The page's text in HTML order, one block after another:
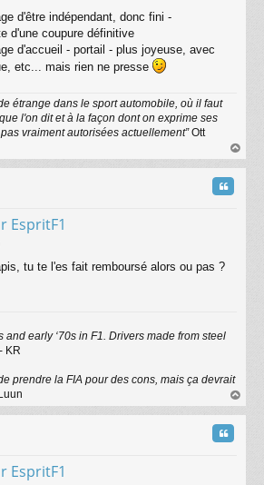
d'être indépendant, donc fini -
d'une coupure définitive
d'accueil - portail - plus joyeuse, avec
etc... mais rien ne presse
étrange dans le sport automobile, où il faut
l'on dit et à la façon dont on exprime ses
vraiment autorisées actuellement”Ott
au
EspritF1
Citation
tu te l'es fait remboursé alors ou pas ?
and early ‘70s in F1. Drivers made from steel
KR
prendre la FIA pour des cons, mais ça devrait
au
EspritF1
Citation